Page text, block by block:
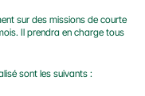
sur des missions de courte
Il prendra en charge tous
sont les suivants :